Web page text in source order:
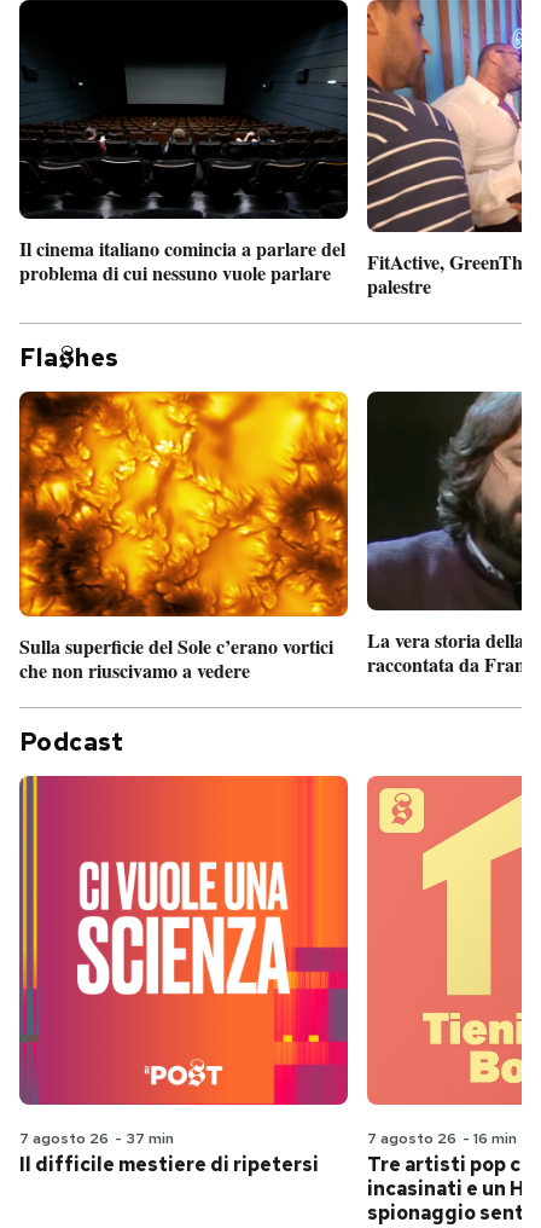
Il cinema italiano comincia a parlare del
problema di cui nessuno vuole parlare
FitActive,
palestre
Fla hes
Sulla superficie del Sole c’erano vortici
che non riuscivamo a vedere
La vera storia della
raccontata da
Podcast
7 agosto 26 - 37 min
Il difficile mestiere di ripetersi
7 agosto 26 - 16 min
Tre artisti pop
incasinati e un
spionaggio